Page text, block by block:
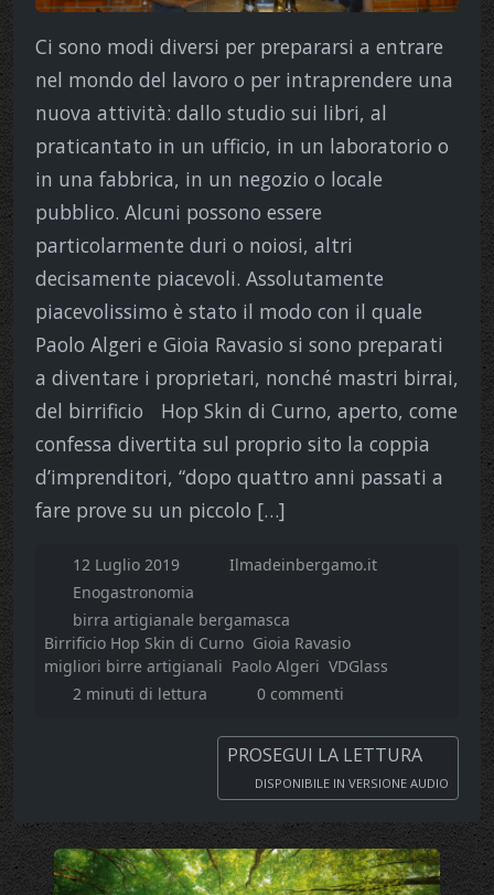
Ci sono modi diversi per prepararsi a entrare
nel mondo del lavoro o per intraprendere una
nuova attività: dallo studio sui libri, al
praticantato in un ufficio, in un laboratorio o
in una fabbrica, in un negozio o locale
pubblico. Alcuni possono essere
particolarmente duri o noiosi, altri
decisamente piacevoli. Assolutamente
piacevolissimo è stato il modo con il quale
Paolo Algeri e Gioia Ravasio si sono preparati
a diventare i proprietari, nonché mastri birrai,
del birrificio Hop Skin di Curno, aperto, come
confessa divertita sul proprio sito la coppia
d’imprenditori, “dopo quattro anni passati a
fare prove su un piccolo […]
12 Luglio 2019
Ilmadeinbergamo.it
Enogastronomia
birra artigianale bergamasca
Birrificio Hop Skin di Curno Gioia Ravasio
migliori birre artigianali Paolo Algeri VDGlass
2 minuti di lettura
0 commenti
PROSEGUI LA LETTURA
DISPONIBILE IN VERSIONE AUDIO